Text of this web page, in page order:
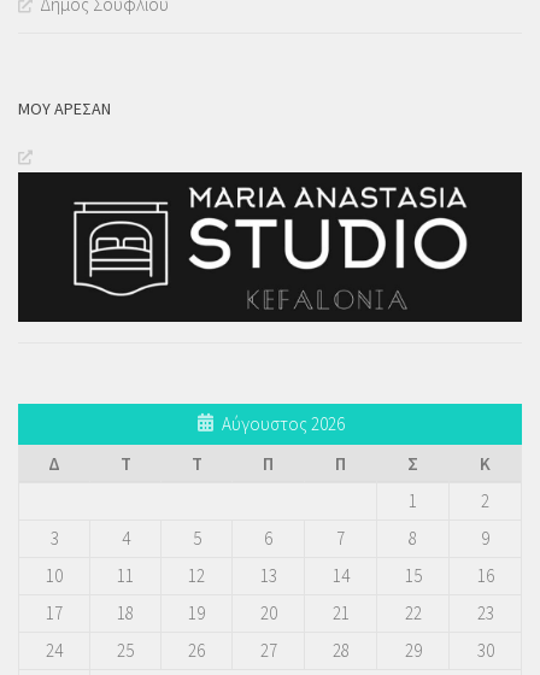
ΜΟΥ ΆΡΕΣΑΝ
Αύγουστος 2026
Δ
Τ Τ Π Π Σ
Κ
1
2
3
4 5 6 7 8
9
10
11 12 13 14 15
16
17
18 19 20 21 22
23
24
25 26 27 28 29
30